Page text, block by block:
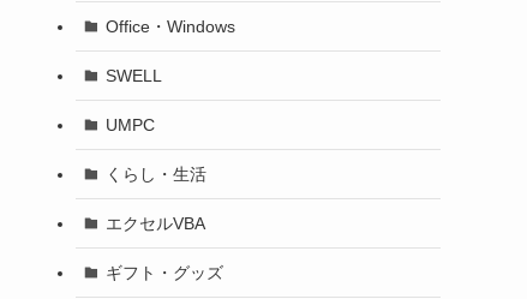
Office・Windows
SWELL
UMPC
くらし・生活
エクセルVBA
ギフト・グッズ